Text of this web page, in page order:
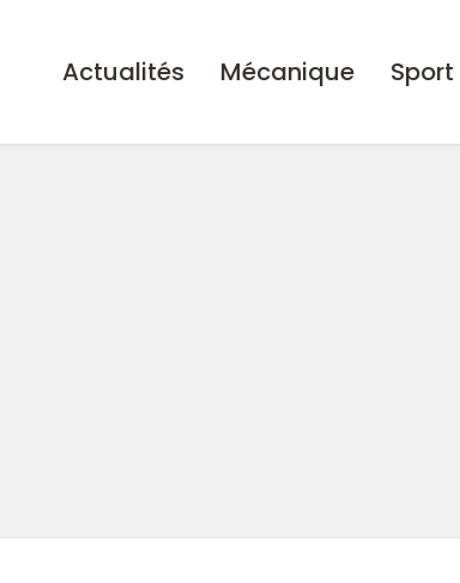
Actualités Mécanique Sport